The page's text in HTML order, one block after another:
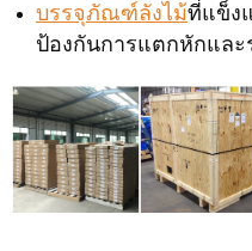
บรรจุภัณฑ์ลังไม้ที่แข็ง
ป้องกันการแตกหักแล